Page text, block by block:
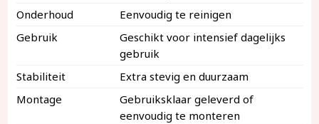
Onderhoud
Eenvoudig te reinigen
Gebruik
Geschikt voor intensief dagelijks
gebruik
Stabiliteit
Extra stevig en duurzaam
Montage
Gebruiksklaar geleverd of
eenvoudig te monteren